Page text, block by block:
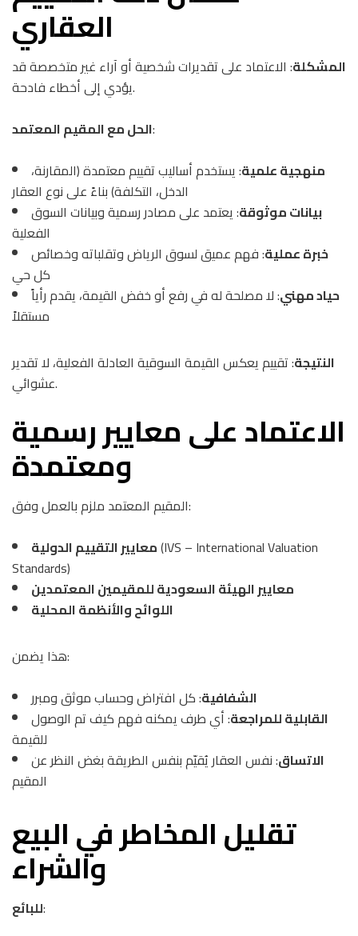
العقاري
المشكلة: الاعتماد على تقديرات شخصية أو آراء غير متخصصة قد
يؤدي إلى أخطاء فادحة.
الحل مع المقيم المعتمد:
منهجية علمية: يستخدم أساليب تقييم معتمدة (المقارنة،
الدخل، التكلفة) بناءً على نوع العقار
بيانات موثوقة: يعتمد على مصادر رسمية وبيانات السوق
الفعلية
خبرة عملية: فهم عميق لسوق الرياض وتقلباته وخصائص
كل حي
حياد مهني: لا مصلحة له في رفع أو خفض القيمة، يقدم رأياً
مستقلاً
النتيجة: تقييم يعكس القيمة السوقية العادلة الفعلية، لا تقدير
عشوائي.
الاعتماد على معايير رسمية
ومعتمدة
المقيم المعتمد ملزم بالعمل وفق:
معايير التقييم الدولية(IVS – International Valuation
Standards)
معايير الهيئة السعودية للمقيمين المعتمدين
اللوائح والأنظمة المحلية
هذا يضمن:
الشفافية: كل افتراض وحساب موثق ومبرر
القابلية للمراجعة: أي طرف يمكنه فهم كيف تم الوصول
للقيمة
الاتساق: نفس العقار يُقيّم بنفس الطريقة بغض النظر عن
المقيم
تقليل المخاطر في البيع
والشراء
للبائع: